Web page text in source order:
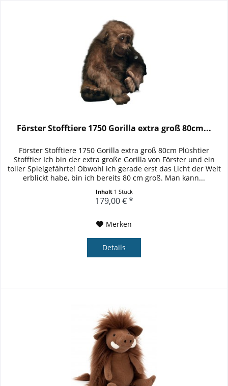
Förster Stofftiere 1750 Gorilla extra groß 80cm...
Förster Stofftiere 1750 Gorilla extra groß 80cm Plüshtier
Stofftier Ich bin der extra große Gorilla von Förster und ein
toller Spielgefährte! Obwohl ich gerade erst das Licht der Welt
erblickt habe, bin ich bereits 80 cm groß. Man kann...
Inhalt 1 Stück
179,00 € *
Merken
Details